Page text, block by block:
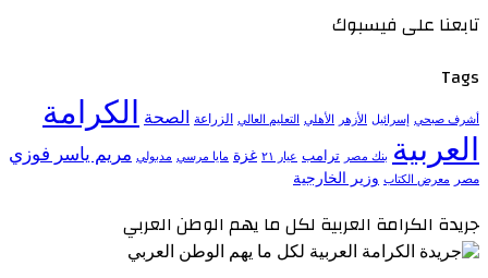
تابعنا على فيسبوك
Tags
أشرف صبحي إسرائيل الأزهر الأهلي التعليم العالي الزراعة الصحة
الكرامة
العربية
بنك مصر ترامب عيار ٢١ غزة مايا مرسي مدبولي مريم ياسر فوزي
مصر معرض الكتاب وزير الخارجية
جريدة الكرامة العربية لكل ما يهم الوطن العربي